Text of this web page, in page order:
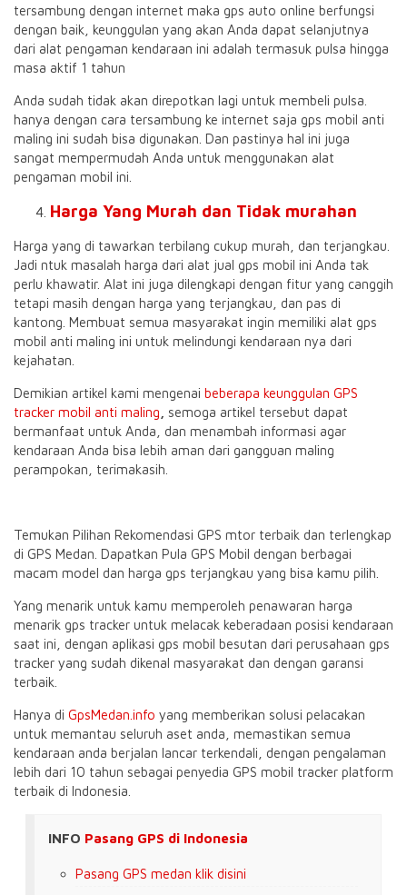
tersambung dengan internet maka gps auto online berfungsi
dengan baik, keunggulan yang akan Anda dapat selanjutnya
dari alat pengaman kendaraan ini adalah termasuk pulsa hingga
masa aktif 1 tahun
Anda sudah tidak akan direpotkan lagi untuk membeli pulsa.
hanya dengan cara tersambung ke internet saja gps mobil anti
maling ini sudah bisa digunakan. Dan pastinya hal ini juga
sangat mempermudah Anda untuk menggunakan alat
pengaman mobil ini.
Harga Yang Murah dan Tidak murahan
Harga yang di tawarkan terbilang cukup murah, dan terjangkau.
Jadi ntuk masalah harga dari alat jual gps mobil ini Anda tak
perlu khawatir. Alat ini juga dilengkapi dengan fitur yang canggih
tetapi masih dengan harga yang terjangkau, dan pas di
kantong. Membuat semua masyarakat ingin memiliki alat gps
mobil anti maling ini untuk melindungi kendaraan nya dari
kejahatan.
Demikian artikel kami mengenai beberapa keunggulan GPS
tracker mobil anti maling
semoga artikel tersebut dapat
bermanfaat untuk Anda, dan menambah informasi agar
kendaraan Anda bisa lebih aman dari gangguan maling
perampokan, terimakasih.
Temukan Pilihan Rekomendasi GPS mtor terbaik dan terlengkap
di GPS Medan. Dapatkan Pula GPS Mobil dengan berbagai
macam model dan harga gps terjangkau yang bisa kamu pilih.
Yang menarik untuk kamu memperoleh penawaran harga
menarik gps tracker untuk melacak keberadaan posisi kendaraan
saat ini, dengan aplikasi gps mobil besutan dari perusahaan gps
tracker yang sudah dikenal masyarakat dan dengan garansi
terbaik.
Hanya di GpsMedan.info yang memberikan solusi pelacakan
untuk memantau seluruh aset anda, memastikan semua
kendaraan anda berjalan lancar terkendali, dengan pengalaman
lebih dari 10 tahun sebagai penyedia GPS mobil tracker platform
terbaik di Indonesia.
INFO Pasang GPS di Indonesia
Pasang GPS medan klik disini